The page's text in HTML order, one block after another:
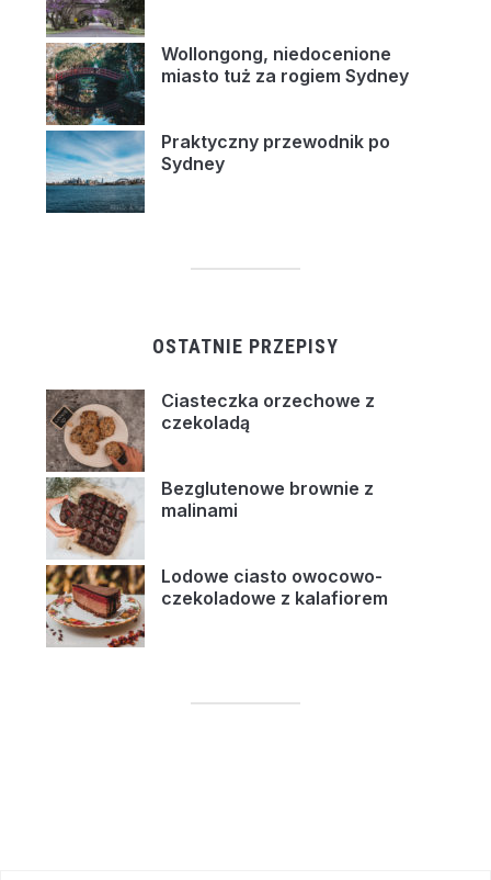
Wollongong, niedocenione
miasto tuż za rogiem Sydney
Praktyczny przewodnik po
Sydney
OSTATNIE PRZEPISY
Ciasteczka orzechowe z
czekoladą
Bezglutenowe brownie z
malinami
Lodowe ciasto owocowo-
czekoladowe z kalafiorem